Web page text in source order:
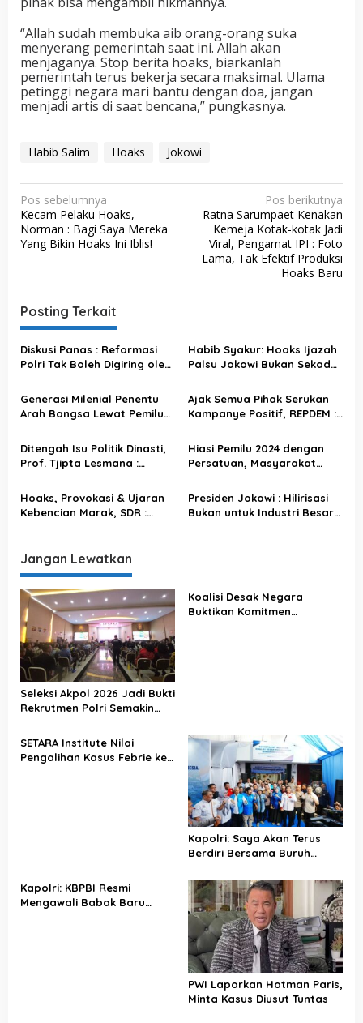
“Allah sudah membuka aib orang-orang suka
menyerang pemerintah saat ini. Allah akan
menjaganya. Stop berita hoaks, biarkanlah
pemerintah terus bekerja secara maksimal. Ulama
petinggi negara mari bantu dengan doa, jangan
menjadi artis di saat bencana,” pungkasnya.
Habib Salim Hoaks Jokowi
N
a
v
a
s
i
o
s
Pos sebelumnya
Kecam Pelaku Hoaks,
Norman : Bagi Saya Mereka
Yang Bikin Hoaks Ini Iblis!
Pos berikutnya
Ratna Sarumpaet Kenakan
Kemeja Kotak-kotak Jadi
Viral, Pengamat IPI : Foto
Lama, Tak Efektif Produksi
Hoaks Baru
Posting Terkait
Diskusi Panas : Reformasi
Polri Tak Boleh Digiring oleh
Habib Syakur: Hoaks Ijazah
Palsu Jokowi Bukan Sekadar
Bangsa
Generasi Milenial Penentu
Arah Bangsa Lewat Pemilu
Terprovokasi Kampanye
Hitam dan Hoaks
Ajak Semua Pihak Serukan
Kampanye Positif, REPDEM :
Adu Program!
Ditengah Isu Politik Dinasti,
Prof. Tjipta Lesmana :
Aman Damai
Hiasi Pemilu 2024 dengan
Persatuan, Masyarakat
Belah
Hoaks, Provokasi & Ujaran
Kebencian Marak, SDR :
Presiden Jokowi : Hilirisasi
Bukan untuk Industri Besar
Jangan Lewatkan
Seleksi Akpol 2026 Jadi Bukti
Rekrutmen Polri Semakin
Koalisi Desak Negara
Buktikan Komitmen
SETARA Institute Nilai
Pengalihan Kasus Febrie ke
Kapolri: Saya Akan Terus
Berdiri Bersama Buruh
Kapolri: KBPBI Resmi
Mengawali Babak Baru
PWI Laporkan Hotman Paris,
Minta Kasus Diusut Tuntas